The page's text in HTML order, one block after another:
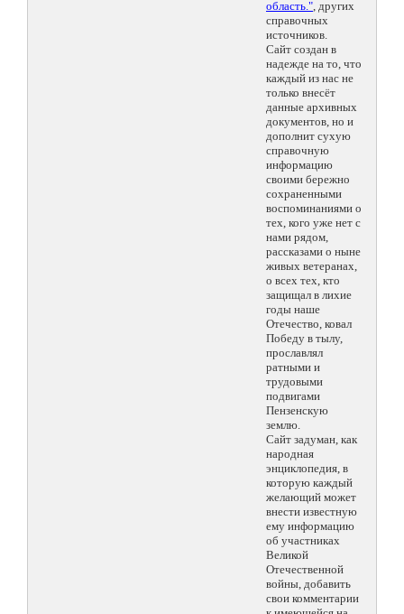
область.", других
справочных
источников.
Сайт создан в
надежде на то, что
каждый из нас не
только внесёт
данные архивных
документов, но и
дополнит сухую
справочную
информацию
своими бережно
сохраненными
воспоминаниями о
тех, кого уже нет с
нами рядом,
рассказами о ныне
живых ветеранах,
о всех тех, кто
защищал в лихие
годы наше
Отечество, ковал
Победу в тылу,
прославлял
ратными и
трудовыми
подвигами
Пензенскую
землю.
Сайт задуман, как
народная
энциклопедия, в
которую каждый
желающий может
внести известную
ему информацию
об участниках
Великой
Отечественной
войны, добавить
свои комментарии